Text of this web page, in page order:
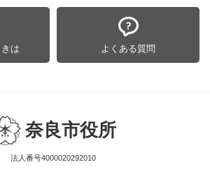
は よくある質問
奈良市役所
法人番号4000020292010